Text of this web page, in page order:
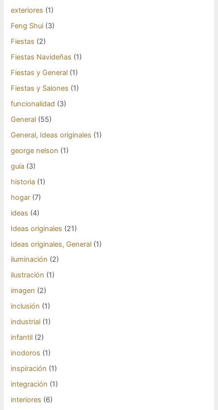
exteriores (1)
Feng Shui (3)
Fiestas (2)
Fiestas Navideñas (1)
Fiestas y General (1)
Fiestas y Salones (1)
funcionalidad (3)
General (55)
General, Ideas originales (1)
george nelson (1)
guía (3)
historia (1)
hogar (7)
ideas (4)
Ideas originales (21)
Ideas originales, General (1)
iluminación (2)
ilustración (1)
imagen (2)
inclusión (1)
industrial (1)
infantil (2)
inodoros (1)
inspiración (1)
integración (1)
interiores (6)